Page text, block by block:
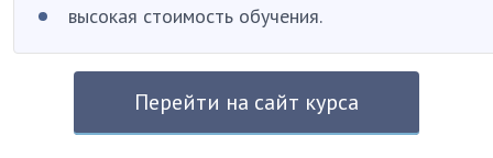
высокая стоимость обучения.
Перейти на сайт курса